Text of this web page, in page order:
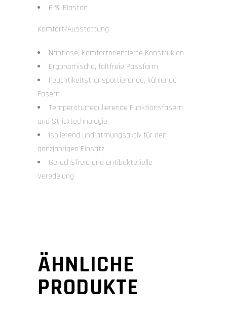
6 % Elastan
Komfort/Ausstattung
Nahtlose, Komfortorientierte Konstrukion
Ergonomische, faltfreie Passform
Feuchtikeitstransportierende, kühlende
Fasern
Temperaturregulierende Funktionsfasern
und Stricktechnologie
Isolierend und atmungsaktiv für den
ganzjährigen Einsatz
Geruchsfreie und antibakterielle
Veredelung
ÄHNLICHE
PRODUKTE